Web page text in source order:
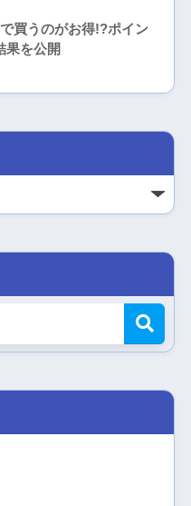
買うのがお得!?ポイン
果を公開